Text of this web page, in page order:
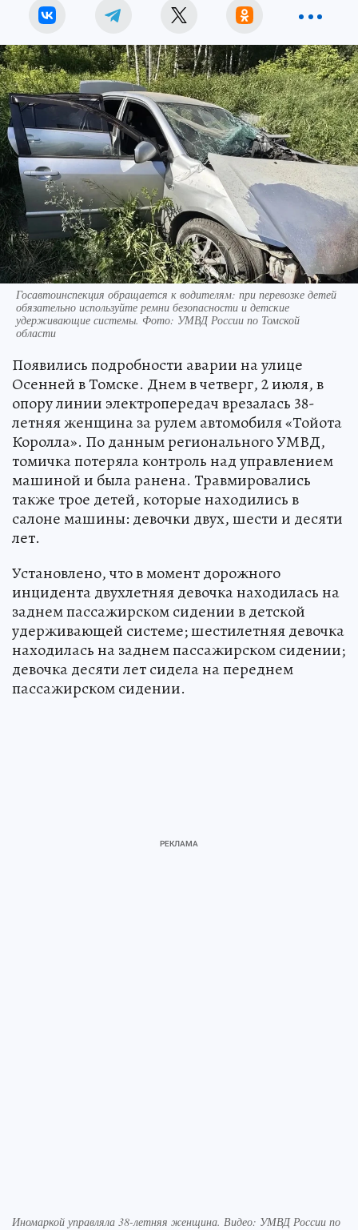
Госавтоинспекция обращается к водителям: при перевозке детей
обязательно используйте ремни безопасности и детские
удерживающие системы. Фото: УМВД России по Томской
области
Появились подробности аварии на улице
Осенней в Томске. Днем в четверг, 2 июля, в
опору линии электропередач врезалась 38-
летняя женщина за рулем автомобиля «Тойота
Королла». По данным регионального УМВД,
томичка потеряла контроль над управлением
машиной и была ранена. Травмировались
также трое детей, которые находились в
салоне машины: девочки двух, шести и десяти
лет.
Установлено, что в момент дорожного
инцидента двухлетняя девочка находилась на
заднем пассажирском сидении в детской
удерживающей системе; шестилетняя девочка
находилась на заднем пассажирском сидении;
девочка десяти лет сидела на переднем
пассажирском сидении.
Иномаркой управляла 38-летняя женщина. Видео: УМВД России по